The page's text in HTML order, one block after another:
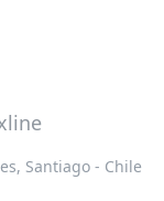
Santiago - Chile